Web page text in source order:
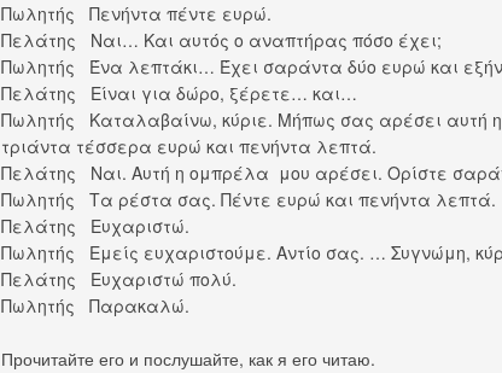
Πωλητής Πενήντα πέντε ευρώ.
Πελάτης Ναι… Και αυτός ο αναπτήρας πόσο έχει;
Πωλητής Ένα λεπτάκι… Έχει σαράντα δύο ευρώ και
Πελάτης Είναι για δώρο, ξέρετε… και…
Πωλητής Καταλαβαίνω, κύριε. Μήπως σας αρέσει αυτή
τριάντα τέσσερα ευρώ και πενήντα λεπτά.
Πελάτης Ναι. Αυτή η ομπρέλα μου αρέσει. Ορίστε
Πωλητής Τα ρέστα σας. Πέντε ευρώ και πενήντα λεπτά.
Πελάτης Ευχαριστώ.
Πωλητής Εμείς ευχαριστούμε. Αντίο σας. … Συγνώμη,
Πελάτης Ευχαριστώ πολύ.
Πωλητής Παρακαλώ.
Прочитайте его и послушайте, как я его читаю.